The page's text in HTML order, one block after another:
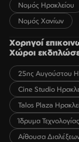
Νομός Ηρακλείου
Νομός Χανίων
Χορηγοί
Χώροι
25ης Αυγούστου
Cine Studio
Talos Plaza
Ίδρυμα
Αίθουσα